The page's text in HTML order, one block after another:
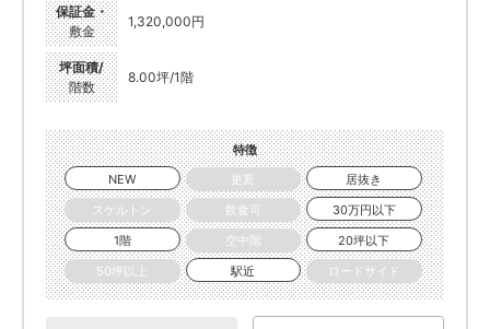
保証金・
敷金
1,320,000円
坪面積/
階数
8.00坪/1階
特徴
NEW
更新
居抜き
スケルトン
飲食可
30万円以下
1階
空中階
20坪以下
50坪以上
駅近 ロードサイド